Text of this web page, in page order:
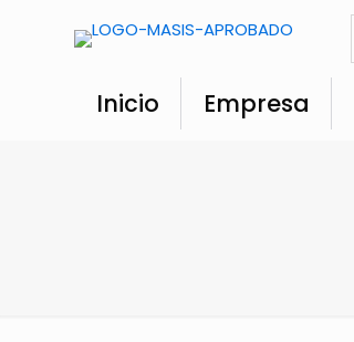
Inicio Empresa